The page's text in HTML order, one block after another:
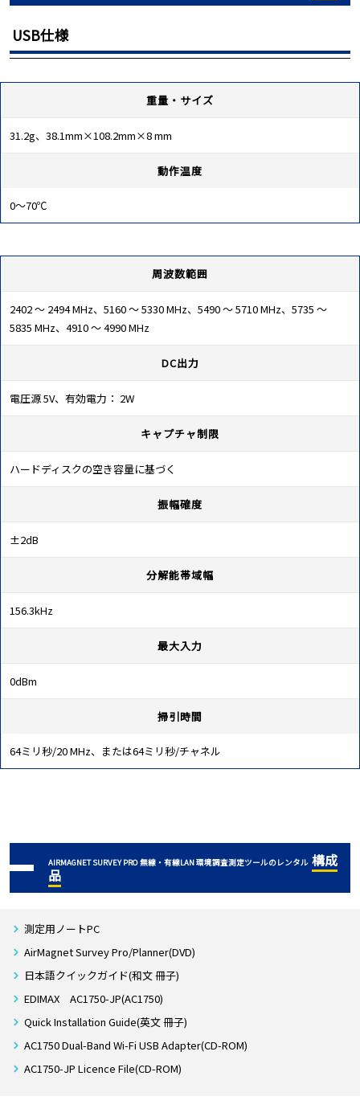
USB仕様
重量・サイズ
31.2g、38.1mm×108.2mm×8 mm
動作温度
0～70℃
周波数範囲
2402 ～ 2494 MHz、5160 ～ 5330 MHz、5490 ～ 5710 MHz、5735 ～
5835 MHz、4910 ～ 4990 MHz
DC出力
電圧源 5V、有効電力： 2W
キャプチャ制限
ハードディスクの空き容量に基づく
振幅確度
±2dB
分解能帯域幅
156.3kHz
最大入力
0dBm
掃引時間
64ミリ秒/20 MHz、または64ミリ秒/チャネル
AIRMAGNET SURVEY PRO 無線・有線LAN 環境調査測定ツールのレンタル 構成
品
測定用ノートPC
AirMagnet Survey Pro/Planner(DVD)
日本語クイックガイド(和文 冊子)
EDIMAX AC1750-JP(AC1750)
Quick Installation Guide(英文 冊子)
AC1750 Dual-Band Wi-Fi USB Adapter(CD-ROM)
AC1750-JP Licence File(CD-ROM)